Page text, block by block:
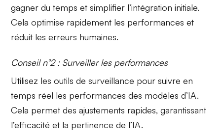
gagner du temps et simplifier l’intégration initiale.
Cela optimise rapidement les performances et
réduit les erreurs humaines.
Conseil n°2 : Surveiller les performances
Utilisez les outils desurveillance pour suivre en
temps réel les performances des modèles d’IA.
Cela permet des ajustements rapides, garantissant
l’efficacité et la pertinence de l’IA.